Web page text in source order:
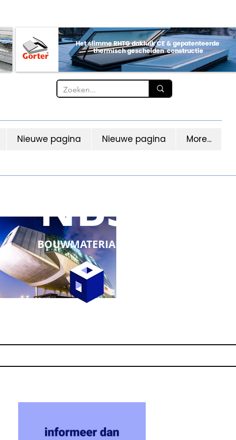
Nieuwe pagina Nieuwe pagina More...
NBS
BOUWMATERIALEN